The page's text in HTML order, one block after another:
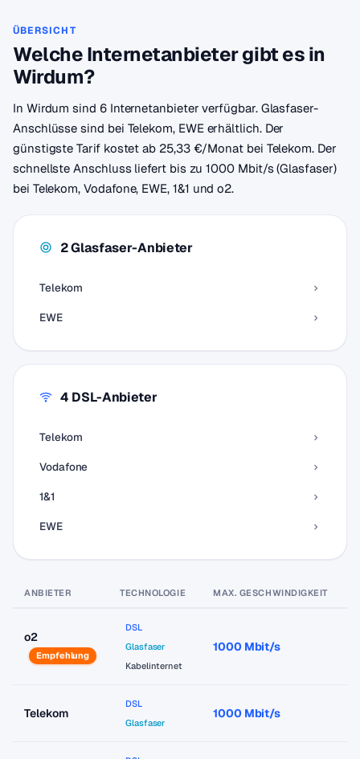
ÜBERSICHT
Welche Internetanbieter gibt es in
Wirdum?
In Wirdum sind 6 Internetanbieter verfügbar. Glasfaser-
Anschlüsse sind bei Telekom, EWE erhältlich. Der
günstigste Tarif kostet ab 25,33 €/Monat bei Telekom. Der
schnellste Anschluss liefert bis zu 1000 Mbit/s (Glasfaser)
bei Telekom, Vodafone, EWE, 1&1 und o2.
2 Glasfaser-Anbieter
Telekom
EWE
4 DSL-Anbieter
Telekom
Vodafone
1&1
EWE
ANBIETER TECHNOLOGIE MAX. GESCHWINDIGKEIT
o2
Empfehlung
DSL
Glasfaser
Kabelinternet
1000 Mbit/s
Telekom
DSL
Glasfaser
1000 Mbit/s